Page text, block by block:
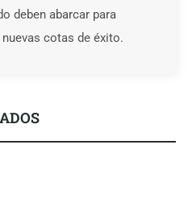
deben abarcar para
cotas de éxito.